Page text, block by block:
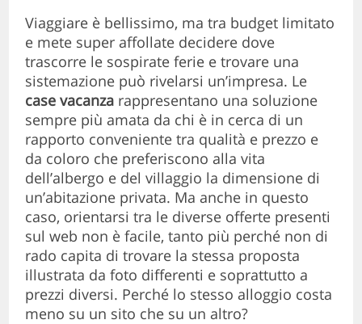
Viaggiare è bellissimo, ma tra budget limitato
e mete super affollate decidere dove
trascorre le sospirate ferie e trovare una
sistemazione può rivelarsi un’impresa. Le
case vacanza rappresentano una soluzione
sempre più amata da chi è in cerca di un
rapporto conveniente tra qualità e prezzo e
da coloro che preferiscono alla vita
dell’albergo e del villaggio la dimensione di
un’abitazione privata. Ma anche in questo
caso, orientarsi tra le diverse offerte presenti
sul web non è facile, tanto più perché non di
rado capita di trovare la stessa proposta
illustrata da foto differenti e soprattutto a
prezzi diversi. Perché lo stesso alloggio costa
meno su un sito che su un altro?